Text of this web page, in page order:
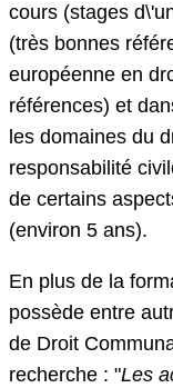
cours (stages
(très bonnes
européenne en
références) et
les domaines du
responsabilité
de certains
(environ 5 ans).
En plus de la
possède entre
de Droit
recherche : "Les